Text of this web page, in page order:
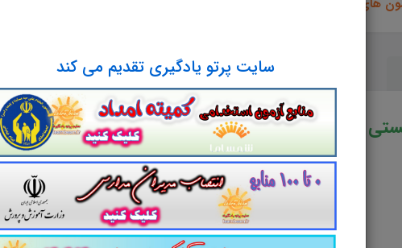
سایت پرتو یادگیری تقدیم می کند
های استخدامی
قانون حمل و نقل و عبور كالاهای خارجی از قلمرو
ویژه آزمون های استخدامی کشور
ايران جزوه سوالات تستی قانون حمل و نقل و عبور كالاهای خارجی از قلمرو جمهوری اسلامی ايران مجموعه سوالات تستی قانون حمل و نقل و عبور